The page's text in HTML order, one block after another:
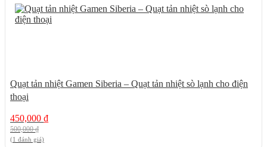
Quạt tản nhiệt Gamen Siberia – Quạt tản nhiệt sò lạnh cho điện
thoại
450,000 ₫
500,000₫
(1 đánh giá)